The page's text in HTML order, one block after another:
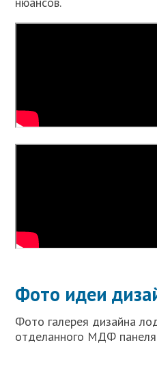
Фото идеи
Фото галерея дизайна
отделанного МДФ